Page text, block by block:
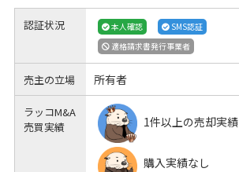
認証状況 本人確認
SMS認証
適格請求書発行事業者
売主の立場 所有者
ラッコM&A
売買実績
1件以上の売却実績
購入実績なし